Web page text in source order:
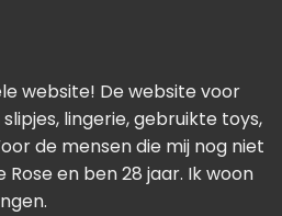
website! De website voor
lingerie, gebruikte toys,
de mensen die mij nog niet
Rose en ben 28 jaar. Ik woon